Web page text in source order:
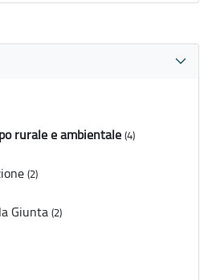
rurale e ambientale (4)
(2)
Giunta (2)